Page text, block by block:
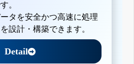
。
タを安全かつ高速に処理
設計・構築できます。
Detail